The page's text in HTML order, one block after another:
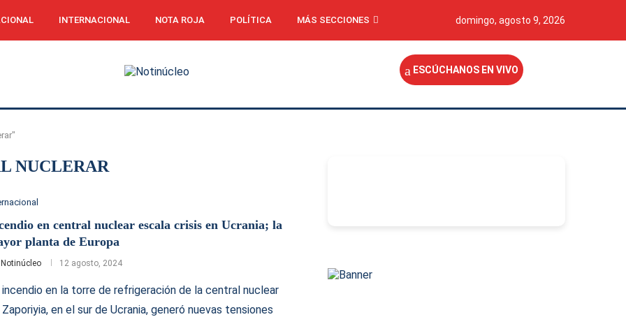
INTERNACIONAL NOTA ROJA POLÍTICA MÁS SECCIONES domingo, agosto 9, 2026
ESCÚCHANOS EN VIVO
NUCLERAR
en central nuclear escala crisis en Ucrania; la
planta de Europa
Notinúcleo 12 agosto, 2024
incendio en la torre de refrigeración de la central nuclear
en el sur de Ucrania, generó nuevas tensiones